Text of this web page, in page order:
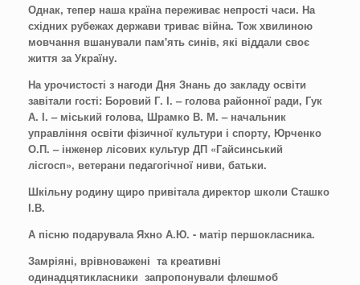
Однак, тепер наша країна переживає непрості часи. На
східних рубежах держави триває війна. Тож хвилиною
мовчання вшанували пам'ять синів, які віддали своє
життя за Україну.
На урочистості з нагоди Дня Знань до закладу освіти
завітали гості: Боровий Г. І. – голова районної ради, Гук
А. І. – міський голова, Шрамко В. М. – начальник
управління освіти фізичної культури і спорту, Юрченко
О.П. – інженер лісових культур ДП «Гайсинський
лісгосп», ветерани педагогічної ниви, батьки.
Шкільну родину щиро привітала директор школи Сташко
І.В.
А пісню подарувала Яхно А.Ю. - матір першокласника.
Замріяні, врівноважені та креативні
одинадцятикласники запропонували флешмоб